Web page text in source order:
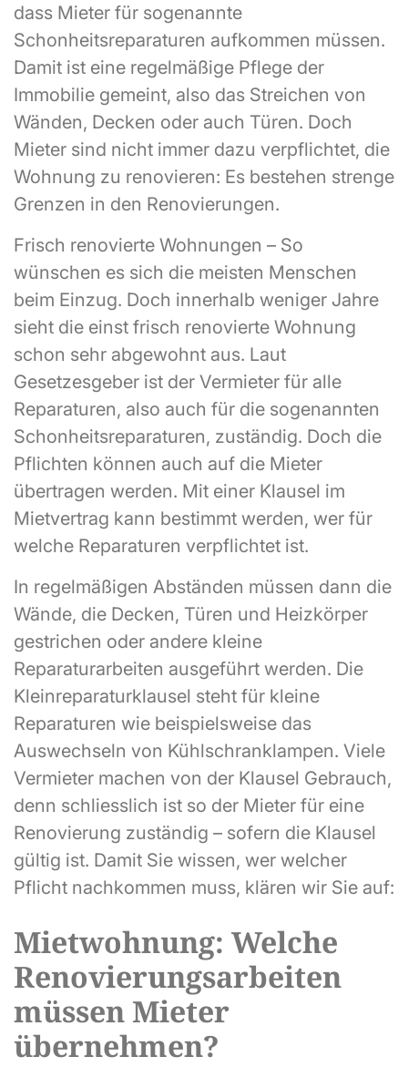
dass Mieter für sogenannte
Schonheitsreparaturen aufkommen müssen.
Damit ist eine regelmäßige Pflege der
Immobilie gemeint, also das Streichen von
Wänden, Decken oder auch Türen. Doch
Mieter sind nicht immer dazu verpflichtet, die
Wohnung zu renovieren: Es bestehen strenge
Grenzen in den Renovierungen.
Frisch renovierte Wohnungen – So
wünschen es sich die meisten Menschen
beim Einzug. Doch innerhalb weniger Jahre
sieht die einst frisch renovierte Wohnung
schon sehr abgewohnt aus. Laut
Gesetzesgeber ist der Vermieter für alle
Reparaturen, also auch für die sogenannten
Schonheitsreparaturen, zuständig. Doch die
Pflichten können auch auf die Mieter
übertragen werden. Mit einer Klausel im
Mietvertrag kann bestimmt werden, wer für
welche Reparaturen verpflichtet ist.
In regelmäßigen Abständen müssen dann die
Wände, die Decken, Türen und Heizkörper
gestrichen oder andere kleine
Reparaturarbeiten ausgeführt werden. Die
Kleinreparaturklausel steht für kleine
Reparaturen wie beispielsweise das
Auswechseln von Kühlschranklampen. Viele
Vermieter machen von der Klausel Gebrauch,
denn schliesslich ist so der Mieter für eine
Renovierung zuständig – sofern die Klausel
gültig ist. Damit Sie wissen, wer welcher
Pflicht nachkommen muss, klären wir Sie auf:
Mietwohnung: Welche
Renovierungsarbeiten
müssen Mieter
übernehmen?